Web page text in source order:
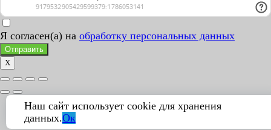
Я согласен(а) на обработку персональных данных
Отправить
X
Наш сайт использует cookie для хранения
данных.Ок